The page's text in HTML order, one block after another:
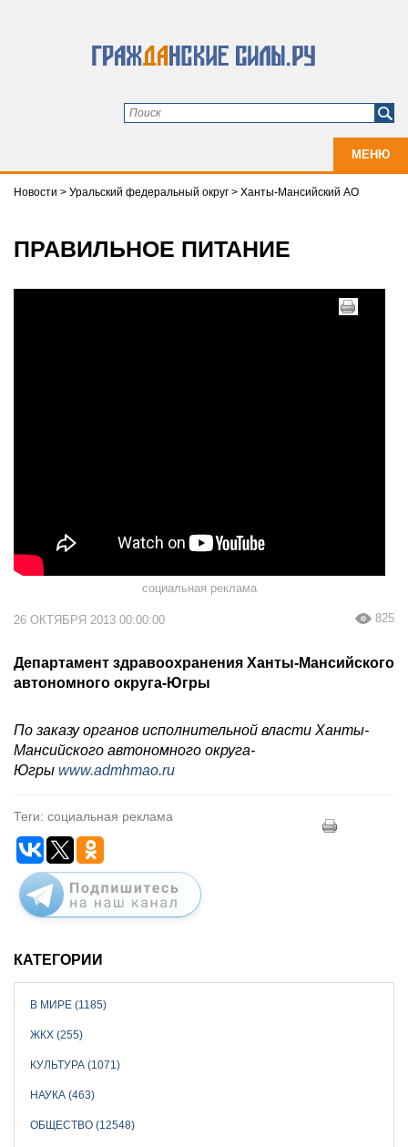
МЕНЮ
Новости > Уральский федеральный округ > Ханты-Мансийский АО
ПРАВИЛЬНОЕ ПИТАНИЕ
социальная реклама
26 ОКТЯБРЯ 2013 00:00:00 825
Департамент здравоохранения Ханты-Мансийского
автономного округа-Югры
По заказу органов исполнительной власти Ханты-
Мансийского автономного округа-
Югры www.admhmao.ru
Теги: социальная реклама
КАТЕГОРИИ
В МИРЕ (1185)
ЖКХ (255)
КУЛЬТУРА (1071)
НАУКА (463)
ОБЩЕСТВО (12548)